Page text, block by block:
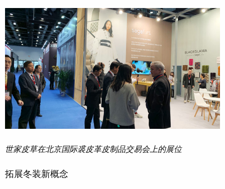
世家皮草在北京国际裘皮革皮制品交易会上的展位
拓展冬装新概念